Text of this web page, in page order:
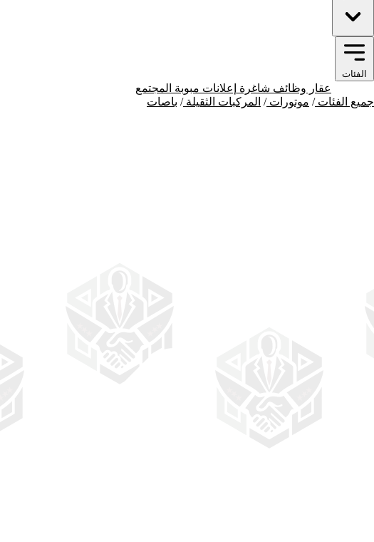
الفئات
عقار وظائف شاغرة إعلانات مبوبة المجتمع
جميع الفئات/ موتورات / المركبات الثقيلة / باصات